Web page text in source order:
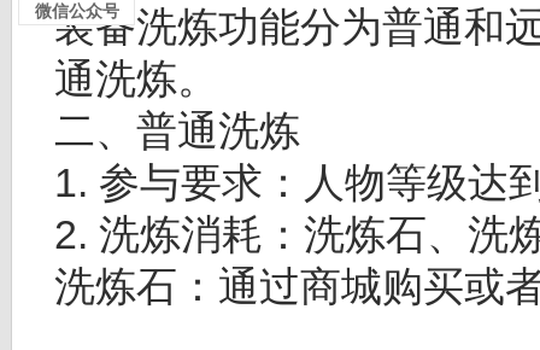
微信公众号
装备洗炼功能分为普通和
通洗炼。
二、普通洗炼
1. 参与要求：人物等级达
2. 洗炼消耗：洗炼石、洗
洗炼石：通过商城购买或